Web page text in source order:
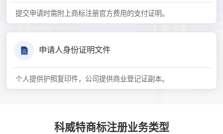
提交申请时需附上商标注册官方费用的支付证明。
申请人身份证明文件
个人提供护照复印件，公司提供商业登记证副本。
科威特商标注册业务类型